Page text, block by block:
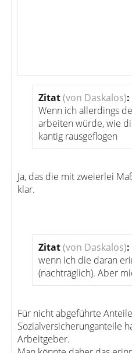
Zitat(von Daskalos):
Wenn ich allerdings
arbeiten würde, wie
kantig rausgeflogen
Ja, das die mit zweierlei
klar.
Zitat(von Daskalos):
wenn ich die daran
(nachträglich). Aber
Für nicht abgeführte
Sozialversicherunganteile
Arbeitgeber.